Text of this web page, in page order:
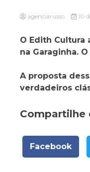
agenciarusso 10
O Edith Cultura
na Garaginha.
A proposta
verdadeiros
Compartilhe
Facebook